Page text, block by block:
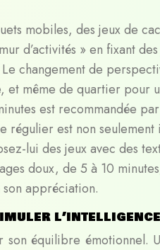
mobiles, des jeux de
d’activités » en fixant
changement de
même de quartier pour
est recommandée
régulier est non
lui des jeux avec des
doux, de 5 à 10
appréciation.
l’intelligence
équilibre émotionnel.